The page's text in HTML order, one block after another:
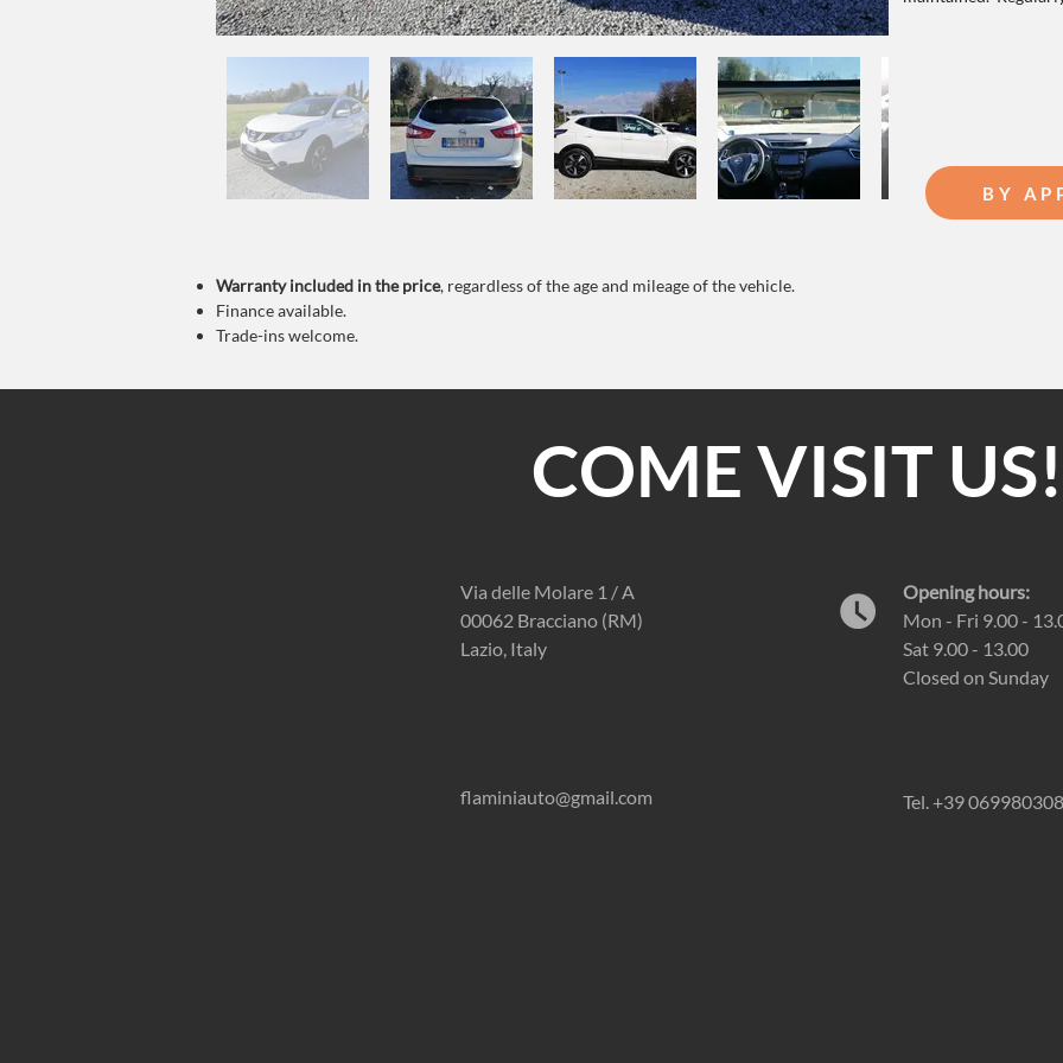
BY
Warrantyincluded in the price, regardless of the age and mileage of the vehicle.
Finance available.
Trade-ins welcome.
COME VISIT US!
Via delle Molare 1 / A
00062 Bracciano (RM)
Lazio, Italy
Opening hours:
Mon - Fri 9.00 -
Sat 9.00 - 13.00
Closed on Sunday
flaminiauto@gmail.com Tel. +39